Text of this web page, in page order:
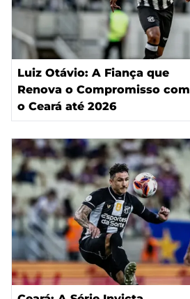
Luiz Otávio: A Fiança que
Renova o Compromisso com
o Ceará até 2026